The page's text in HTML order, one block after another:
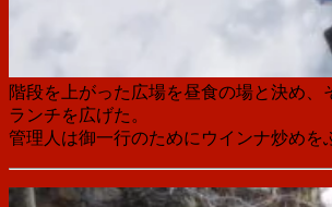
階段を上がった広場を昼食の場と決め、
ランチを広げた。
管理人は御一行のためにウインナ炒めを